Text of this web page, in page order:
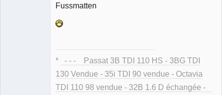
Fussmatten
*
- - - Passat 3B TDI 110 HS - 3BG TDI
130 Vendue - 35i TDI 90 vendue - Octavia
TDI 110 98 vendue - 32B 1.6 D échangée -